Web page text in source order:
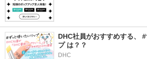
DHC社員がおすすめする、
プ は？？
DHC